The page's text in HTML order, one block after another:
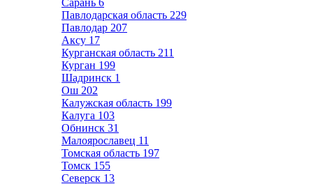
Сарань 6
Павлодарская область 229
Павлодар 207
Аксу 17
Курганская область 211
Курган 199
Шадринск 1
Ош 202
Калужская область 199
Калуга 103
Обнинск 31
Малоярославец 11
Томская область 197
Томск 155
Северск 13